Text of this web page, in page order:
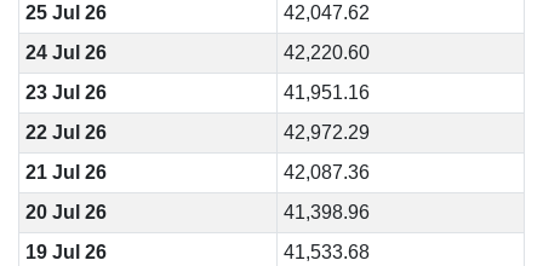
25 Jul 26
42,047.62
24 Jul 26
42,220.60
23 Jul 26
41,951.16
22 Jul 26
42,972.29
21 Jul 26
42,087.36
20 Jul 26
41,398.96
19 Jul 26
41,533.68